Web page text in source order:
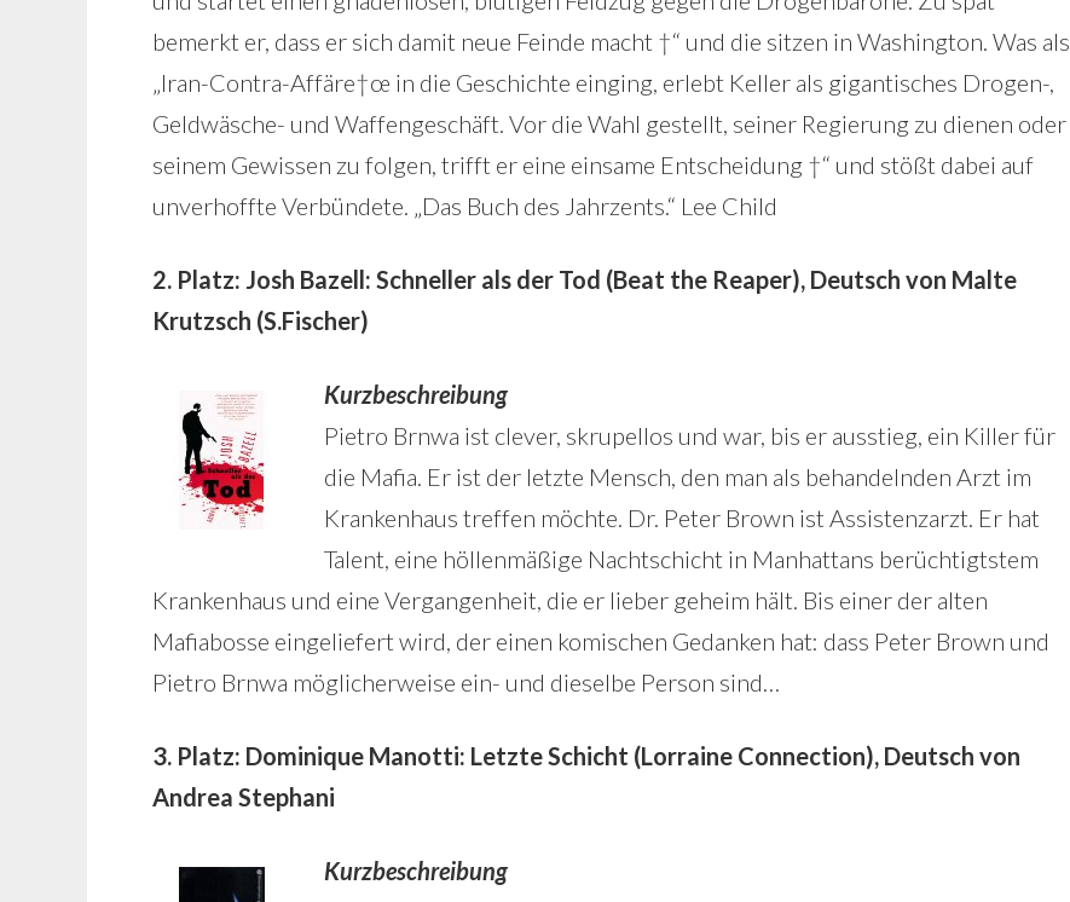
bemerkt er, dass er sich damit neue Feinde macht †“ und die sitzen in Washington. Was als
„Iran-Contra-Affäre†œ in die Geschichte einging, erlebt Keller als gigantisches Drogen-,
Geldwäsche- und Waffengeschäft. Vor die Wahl gestellt, seiner Regierung zu dienen oder
seinem Gewissen zu folgen, trifft er eine einsame Entscheidung †“ und stößt dabei auf
unverhoffte Verbündete. „Das Buch des Jahrzents.“ Lee Child
2. Platz: Josh Bazell: Schneller als der Tod (Beat the Reaper), Deutsch von Malte
Krutzsch (S.Fischer)
Kurzbeschreibung
Pietro Brnwa ist clever, skrupellos und war, bis er ausstieg, ein Killer für
die Mafia. Er ist der letzte Mensch, den man als behandelnden Arzt im
Krankenhaus treffen möchte. Dr. Peter Brown ist Assistenzarzt. Er hat
Talent, eine höllenmäßige Nachtschicht in Manhattans berüchtigtstem
Krankenhaus und eine Vergangenheit, die er lieber geheim hält. Bis einer der alten
Mafiabosse eingeliefert wird, der einen komischen Gedanken hat: dass Peter Brown und
Pietro Brnwa möglicherweise ein- und dieselbe Person sind…
3. Platz: Dominique Manotti: Letzte Schicht (Lorraine Connection), Deutsch von
Andrea Stephani
Kurzbeschreibung